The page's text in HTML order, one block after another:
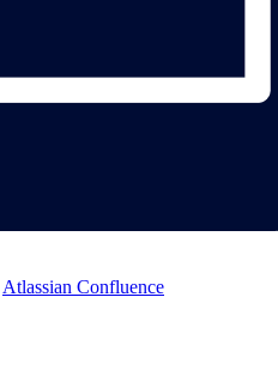
Atlassian Confluence